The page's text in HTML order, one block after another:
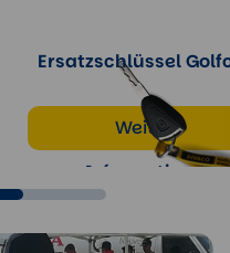
Ersatzschlüssel
Weitere
Informationen